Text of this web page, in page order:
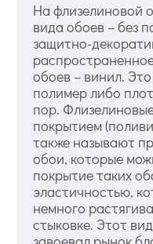
На флизелиновой
вида обоев – без
защитно-
обоев – винил.
полимер либо
пор.
покрытием
также называют
обои, которые
покрытие таких
эластичностью,
немного
стыковке. Этот